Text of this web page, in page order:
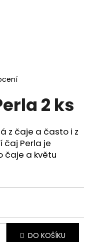
2 ks
z čaje a často i z
čaj Perla je
čaje a květu
DO KOŠÍKU